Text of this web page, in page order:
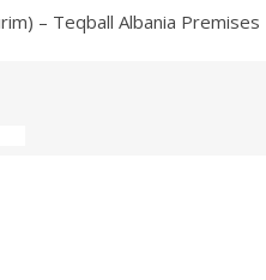
– Teqball Albania Premises